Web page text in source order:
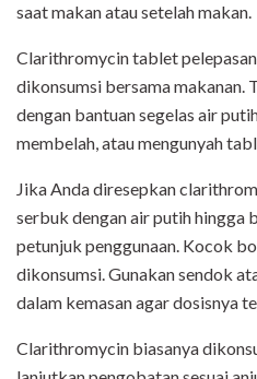
saat makan atau setelah makan.
Clarithromycin tablet
dikonsumsi bersama makanan.
dengan bantuan segelas air
membelah, atau mengunyah
Jika Anda diresepkan
serbuk dengan air putih hingga
petunjuk penggunaan. Kocok
dikonsumsi. Gunakan sendok
dalam kemasan agar dosisnya
Clarithromycin biasanya